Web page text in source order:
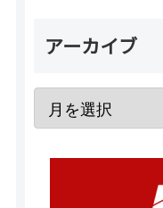
アーカイブ